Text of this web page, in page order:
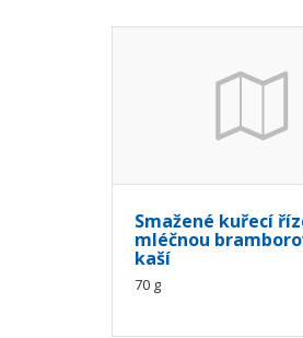
Smažené kuřecí
mléčnou
kaší
70 g